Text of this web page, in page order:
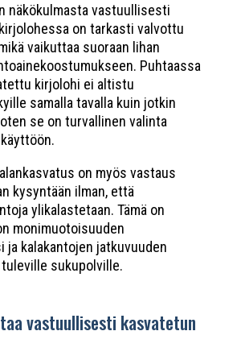
näkökulmasta vastuullisesti
on tarkasti valvottu
vaikuttaa suoraan lihan
Puhtaassa
kirjolohi ei altistu
samalla tavalla kuin jotkin
se on turvallinen valinta
on myös vastaus
kysyntään ilman, että
ylikalastetaan. Tämä on
monimuotoisuuden
ja kalakantojen jatkuvuuden
sukupolville.
vastuullisesti kasvatetun